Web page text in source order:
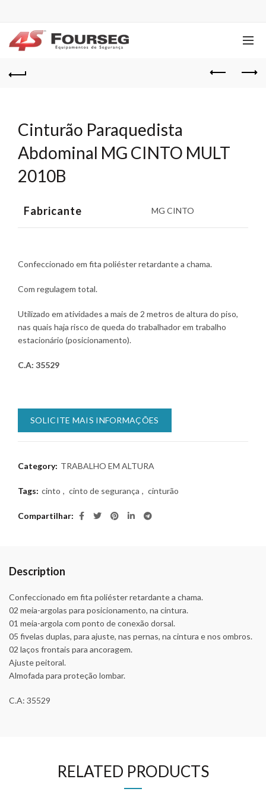
Cinturão Paraquedista
Abdominal MG CINTO MULT
2010B
Fabricante MG CINTO
Confeccionado em fita poliéster retardante a chama.
Com regulagem total.
Utilizado em atividades a mais de 2 metros de altura do piso,
nas quais haja risco de queda do trabalhador em trabalho
estacionário (posicionamento).
C.A: 35529
SOLICITE MAIS INFORMAÇÕES
Category: TRABALHO EM ALTURA
Tags: cinto , cinto de segurança , cinturão
Compartilhar
Description
Confeccionado em fita poliéster retardante a chama.
02 meia-argolas para posicionamento, na cintura.
01 meia-argola com ponto de conexão dorsal.
05 fivelas duplas, para ajuste, nas pernas, na cintura e nos ombros.
02 laços frontais para ancoragem.
Ajuste peitoral.
Almofada para proteção lombar.
C.A: 35529
RELATED PRODUCTS